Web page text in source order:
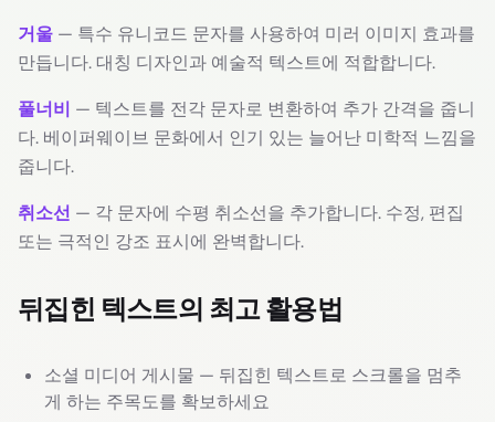
거울 — 특수 유니코드 문자를 사용하여 미러 이미지 효과를
만듭니다. 대칭 디자인과 예술적 텍스트에 적합합니다.
풀너비 — 텍스트를 전각 문자로 변환하여 추가 간격을 줍니
다. 베이퍼웨이브 문화에서 인기 있는 늘어난 미학적 느낌을
줍니다.
취소선 — 각 문자에 수평 취소선을 추가합니다. 수정, 편집
또는 극적인 강조 표시에 완벽합니다.
뒤집힌 텍스트의 최고 활용법
소셜 미디어 게시물 — 뒤집힌 텍스트로 스크롤을 멈추
게 하는 주목도를 확보하세요